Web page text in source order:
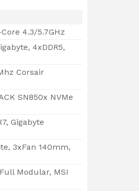
4.3/5.7GHz
4xDDR5,
Corsair
SN850x NVMe
Gigabyte
3xFan 140mm,
Modular, MSI